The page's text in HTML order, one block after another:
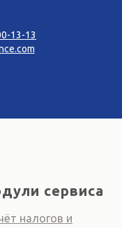
13-13
сервиса
налогов и